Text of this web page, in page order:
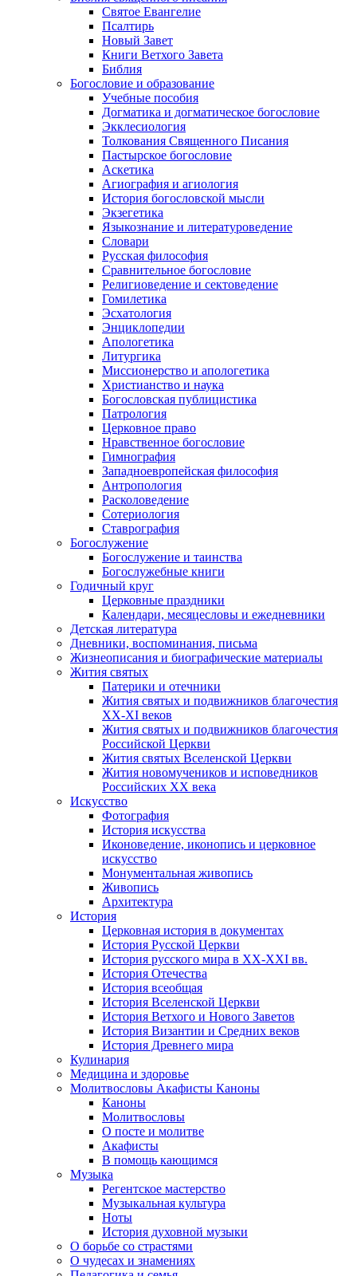
Святое Евангелие
Псалтирь
Новый Завет
Книги Ветхого Завета
Библия
Богословие и образование
Учебные пособия
Догматика и догматическое богословие
Экклесиология
Толкования Священного Писания
Пастырское богословие
Аскетика
Агиография и агиология
История богословской мысли
Экзегетика
Языкознание и литературоведение
Словари
Русская философия
Сравнительное богословие
Религиоведение и сектоведение
Гомилетика
Эсхатология
Энциклопедии
Апологетика
Литургика
Миссионерство и апологетика
Христианство и наука
Богословская публицистика
Патрология
Церковное право
Нравственное богословие
Гимнография
Западноевропейская философия
Антропология
Расколоведение
Сотериология
Ставрография
Богослужение
Богослужение и таинства
Богослужебные книги
Годичный круг
Церковные праздники
Календари, месяцесловы и ежедневники
Детская литература
Дневники, воспоминания, письма
Жизнеописания и биографические материалы
Жития святых
Патерики и отечники
Жития святых и подвижников благочестия
ХХ-XI веков
Жития святых и подвижников благочестия
Российской Церкви
Жития святых Вселенской Церкви
Жития новомучеников и исповедников
Российских ХХ века
Искусство
Фотография
История искусства
Иконоведение, иконопись и церковное
искусство
Монументальная живопись
Живопись
Архитектура
История
Церковная история в документах
История Русской Церкви
История русского мира в ХХ-ХХI вв.
История Отечества
История всеобщая
История Вселенской Церкви
История Ветхого и Нового Заветов
История Византии и Средних веков
История Древнего мира
Кулинария
Медицина и здоровье
Молитвословы Акафисты Каноны
Каноны
Молитвословы
О посте и молитве
Акафисты
В помощь кающимся
Музыка
Регентское мастерство
Музыкальная культура
Ноты
История духовной музыки
О борьбе со страстями
О чудесах и знамениях